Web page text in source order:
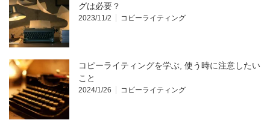
グは必要？
2023/11/2 コピーライティング
コピーライティングを学ぶ, 使う時に注意したい
こと
2024/1/26 コピーライティング